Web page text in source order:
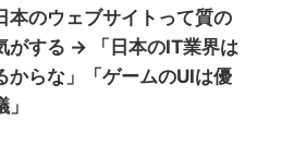
本のウェブサイトって質の
がする → 「日本のIT業界は
からな」「ゲームのUIは優